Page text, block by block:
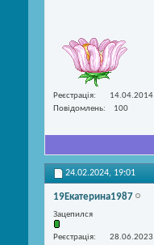
Реєстрація
14.04.2014
Повідомлень
100
24.02.2024, 19:01
19Екатерина1987
Зацепился
Реєстрація
28.06.2023